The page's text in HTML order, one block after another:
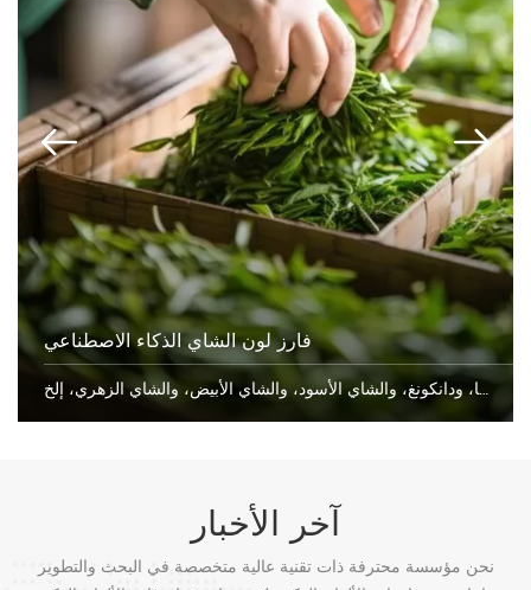
فارز لون الشاي الذكاء الاصطناعي
فارز لون الشايمناسبة لفرز أنواع مختلفة من الشاي، بما في ذلك الشاي الأخضر، وشاي بوير، وبحيرة ويست لونج جينغ، وبيلووتشون، وداهونغباو، وميتشا، وشيانغشا، ودانكونغ، والشاي الأسود، والشاي الأبيض، والشاي الزهري، إلخ.
آخر الأخبار
نحن مؤسسة محترفة ذات تقنية عالية متخصصة في البحث والتطوير